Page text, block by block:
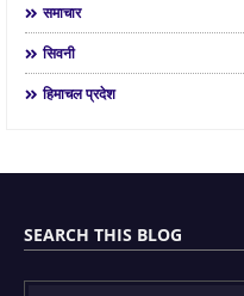
समाचार
सिवनी
हिमाचल प्रदेश
SEARCH THIS BLOG